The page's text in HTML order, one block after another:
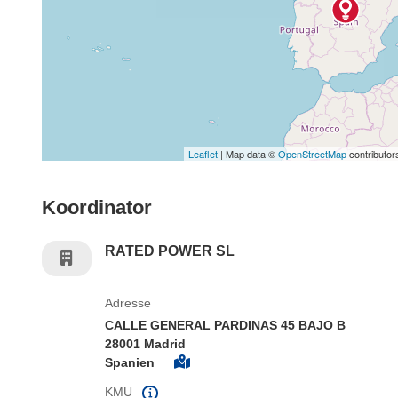
Leaflet | Map data ©OpenStreetMap
Koordinator
RATED POWER SL
Adresse
CALLE GENERAL PARDINAS 45 BAJO B
28001 Madrid
Spanien
KMU